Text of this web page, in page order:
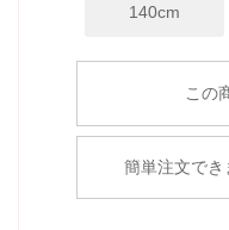
140cm
簡単注文でき